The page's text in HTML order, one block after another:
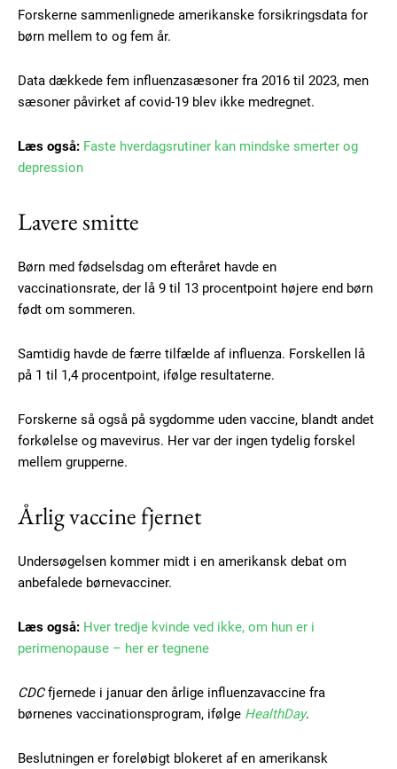
Forskerne sammenlignede amerikanske forsikringsdata for
børn mellem to og fem år.
Data dækkede fem influenzasæsoner fra 2016 til 2023, men
sæsoner påvirket af covid-19 blev ikke medregnet.
Læs også: Faste hverdagsrutiner kan mindske smerter og
depression
Lavere smitte
Børn med fødselsdag om efteråret havde en
vaccinationsrate, der lå 9 til 13 procentpoint højere end børn
født om sommeren.
Samtidig havde de færre tilfælde af influenza. Forskellen lå
på 1 til 1,4 procentpoint, ifølge resultaterne.
Forskerne så også på sygdomme uden vaccine, blandt andet
forkølelse og mavevirus. Her var der ingen tydelig forskel
mellem grupperne.
Årlig vaccine fjernet
Undersøgelsen kommer midt i en amerikansk debat om
anbefalede børnevacciner.
Læs også: Hver tredje kvinde ved ikke, om hun er i
perimenopause – her er tegnene
CDCfjernede i januar den årlige influenzavaccine fra
børnenes vaccinationsprogram, ifølge HealthDay.
Beslutningen er foreløbigt blokeret af en amerikansk